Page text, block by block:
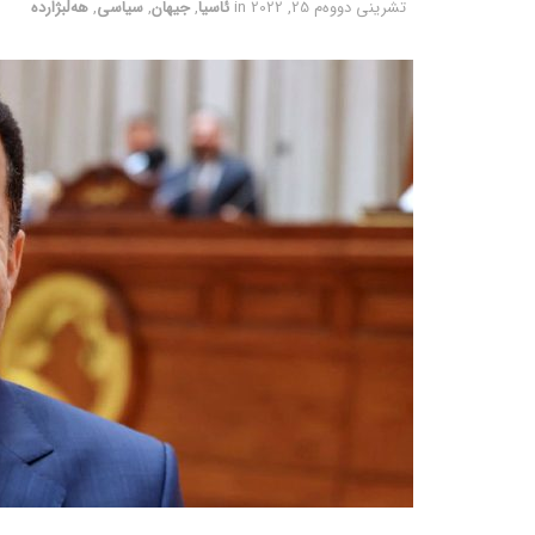
تشرینی دووه‌م 25, 2022 in ئاسیا,جیهان,سیاسی,هەڵبژاردە